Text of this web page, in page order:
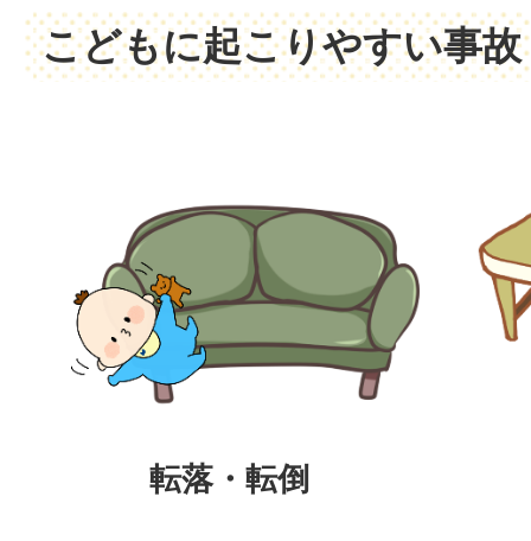
こどもに起こりやすい事故
転落・転倒